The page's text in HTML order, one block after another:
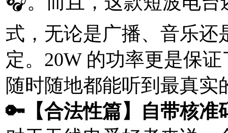
式，无论是广播、音乐还
定。20W 的功率更是保
随时随地都能听到最真实
🔑【合法性篇】自带核准